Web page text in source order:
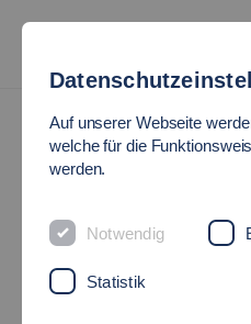
BLICK IN
Auf unserer Webseite
welche für die
werden.
Notwendig
Statistik